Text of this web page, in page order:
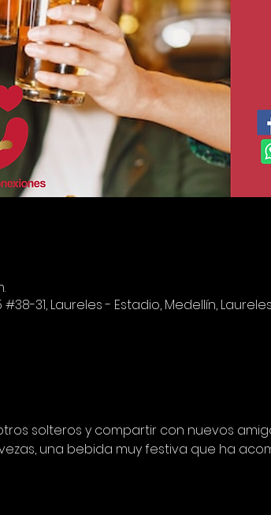
31, Laureles - Estadio, Medellín,
solteros y compartir con nuevos
una bebida muy festiva que ha